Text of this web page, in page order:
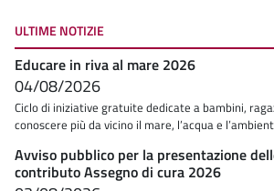
ULTIME NOTIZIE
Educare in riva al mare 2026
04/08/2026
Ciclo di iniziative gratuite dedicate a bambini,
conoscere più da vicino il mare, l’acqua e
Avviso pubblico per la presentazione
contributo Assegno di cura 2026